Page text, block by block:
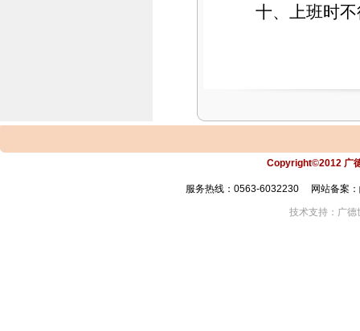
十、上班时
Copyright©2012 广
服务热线：0563-6032230 网站备案
技术支持：广